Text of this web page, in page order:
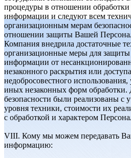
процедуры в отношении
информации и следуют всем
организационным мерам
отношении защиты Вашей
Компания внедрила достаточные
организационные меры для
информации от
незаконного раскрытия или
недобросовестного
иных незаконных форм
безопасности были реализованы с
уровня техники, стоимости их
с обработкой и характером
VIII. Кому мы можем передавать
информацию: